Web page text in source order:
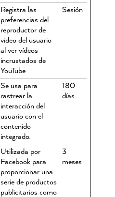
Registra las
preferencias del
reproductor de
vídeo del usuario
al ver vídeos
incrustados de
YouTube
Sesión
Se usa para
rastrear la
interacción del
usuario con el
contenido
integrado.
180
días
Utilizada por
Facebook para
proporcionar una
serie de productos
publicitarios como
3
meses